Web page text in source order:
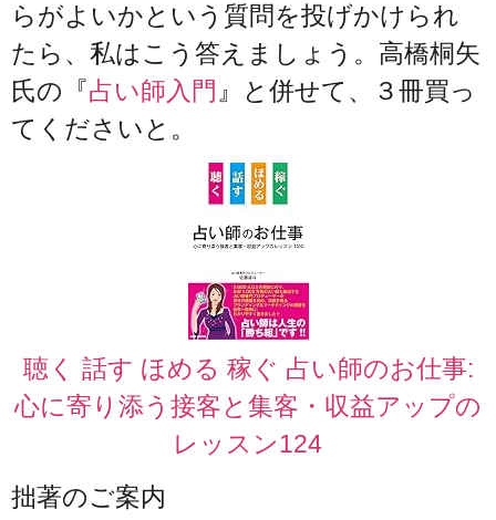
らがよいかという質問を投げかけられ
たら、私はこう答えましょう。高橋桐矢
氏の『占い師入門』と併せて、３冊買っ
てくださいと。
聴く 話す ほめる 稼ぐ 占い師のお仕事:
心に寄り添う接客と集客・収益アップの
レッスン124
拙著のご案内